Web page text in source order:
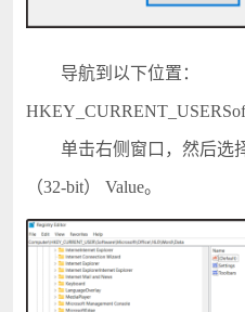
导航到以下位置：
单击右侧窗口，然后选
（32-bit） Value。